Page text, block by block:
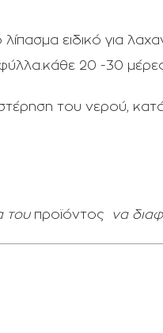
ειδικό για
20 -30
του νερού,
του προϊόντος να